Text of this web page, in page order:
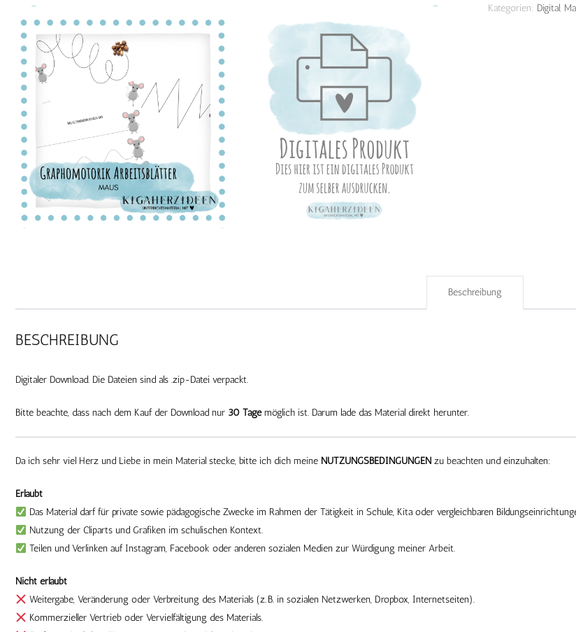
Kategorien: Digital,
Beschreibung
BESCHREIBUNG
Digitaler Download. Die Dateien sind als .zip-Datei verpackt.
Bitte beachte, dass nach dem Kauf der Download nur 30 Tagemöglich ist. Darum lade das Material direkt herunter.
Da ich sehr viel Herz und Liebe in mein Material stecke, bitte ich dich meine NUTZUNGSBEDINGUNGEN zu beachten und einzuhalten:
Erlaubt
Das Material darf für private sowie pädagogische Zwecke im Rahmen der Tätigkeit in Schule, Kita oder vergleichbaren
Nutzung der Cliparts und Grafiken im schulischen Kontext.
Teilen und Verlinken auf Instagram, Facebook oder anderen sozialen Medien zur Würdigung meiner Arbeit.
Nicht erlaubt
Weitergabe, Veränderung oder Verbreitung des Materials (z. B. in sozialen Netzwerken, Dropbox, Internetseiten).
Kommerzieller Vertrieb oder Vervielfältigung des Materials.